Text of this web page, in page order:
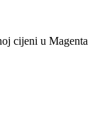
cijeni u Magenta